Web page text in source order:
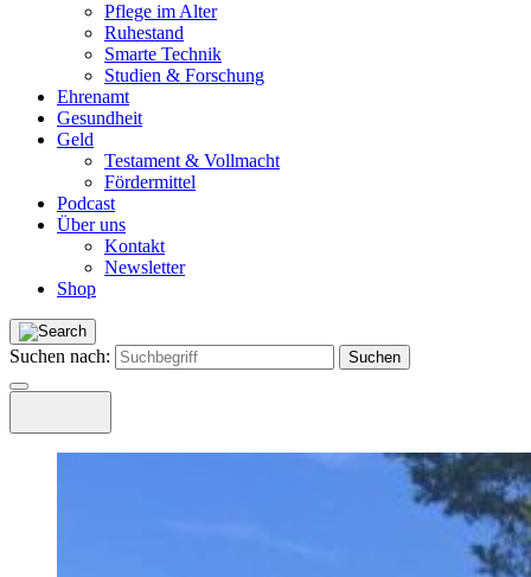
Pflege im Alter
Ruhestand
Smarte Technik
Studien & Forschung
Ehrenamt
Gesundheit
Geld
Testament & Vollmacht
Fördermittel
Podcast
Über uns
Kontakt
Newsletter
Shop
Suchen nach: